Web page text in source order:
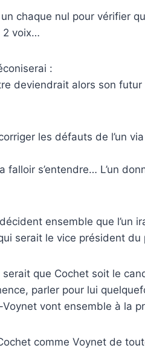
chaque nul pour vérifier
2 voix…
:
deviendrait alors son
les défauts de l’un
s’entendre… L’un
ensemble que l’un
serait le vice président
que Cochet soit le
parler pour lui
vont ensemble à la
comme Voynet de